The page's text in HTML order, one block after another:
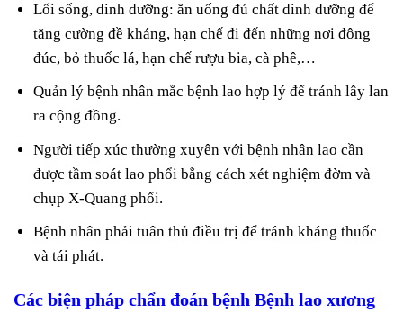
Lối sống, dinh dưỡng: ăn uống đủ chất dinh dưỡng để
tăng cường đề kháng, hạn chế đi đến những nơi đông
đúc, bỏ thuốc lá, hạn chế rượu bia, cà phê,…
Quản lý bệnh nhân mắc bệnh lao hợp lý để tránh lây lan
ra cộng đồng.
Người tiếp xúc thường xuyên với bệnh nhân lao cần
được tầm soát lao phổi bằng cách xét nghiệm đờm và
chụp X-Quang phổi.
Bệnh nhân phải tuân thủ điều trị để tránh kháng thuốc
và tái phát.
Các biện pháp chẩn đoán bệnh Bệnh lao xương